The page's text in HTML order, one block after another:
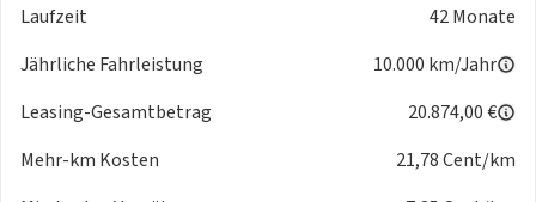
den Rücksitzen, auch für i-Size-Kindersitze
- Klimaanlage "Air Care Climatronic" mit Aktiv-
Kombifilter,4-Zonen-Klimatisierungund Bedienelementen
hinten
für äußereRücksitze
Laufzeit
42 Monate
Jährliche Fahrleistung
10.000 km/Jahr
Leasing-Gesamtbetrag
20.874,00 €
Mehr-km Kosten
21,78 Cent/km